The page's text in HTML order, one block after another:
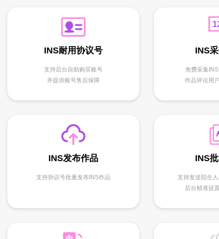
INS耐用协议号
支持后台自助购买账号
并提供账号售后保障
INS
免费采集
作品评论用
INS发布作品
支持协议号批量发布INS作品
INS
支持发送陌生
后台精准设